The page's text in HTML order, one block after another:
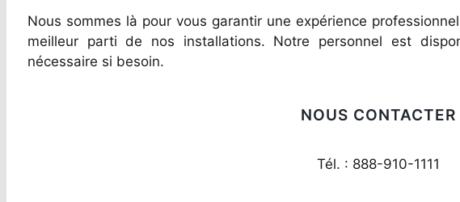
Nous sommes là pour vous garantir une expérience
meilleur parti de nos installations. Notre personnel est
nécessaire si besoin.
NOUS CONTACTER
Tél. : 888-910-1111